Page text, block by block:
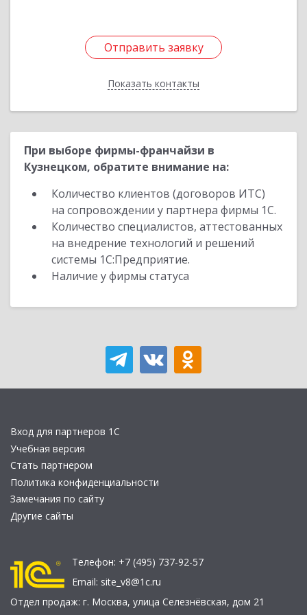
Отправить заявку
Показать контакты
Отправить заявку
Назад
При выборе фирмы-франчайзи в
Кузнецком, обратите внимание на:
Количество клиентов (договоров ИТС)
на сопровождении у партнера фирмы 1С.
Количество специалистов, аттестованных
на внедрение технологий и решений
системы 1С:Предприятие.
Наличие у фирмы статуса
Вход для партнеров 1С
Учебная версия
Стать партнером
Политика конфиденциальности
Замечания по сайту
Другие сайты
Телефон: +7 (495) 737-92-57
Email: site_v8@1c.ru
Отдел продаж: г. Москва, улица Селезнёвская, дом 21